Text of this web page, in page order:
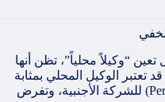
تعين “وكيلاً محلياً”، تظن أنها
قد تعتبر الوكيل المحلي بمثابة
“منشأة دائمة” (Permanent Establishment) للشركة الأجنبية، وتفرض